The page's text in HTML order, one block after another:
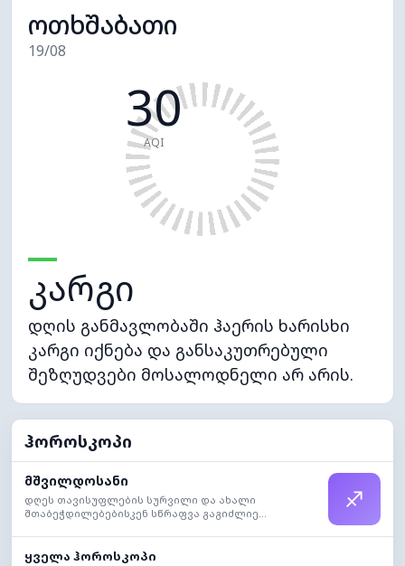
ოთხშაბათი
19/08
30
AQI
კარგი
დღის განმავლობაში ჰაერის ხარისხი
კარგი იქნება და განსაკუთრებული
შეზღუდვები მოსალოდნელი არ არის.
ჰოროსკოპი
მშვილდოსანი
დღეს თავისუფლების სურვილი და ახალი
შთაბეჭდილებებისკენ სწრაფვა გაგიძლიე...
♐
ყველა ჰოროსკოპი